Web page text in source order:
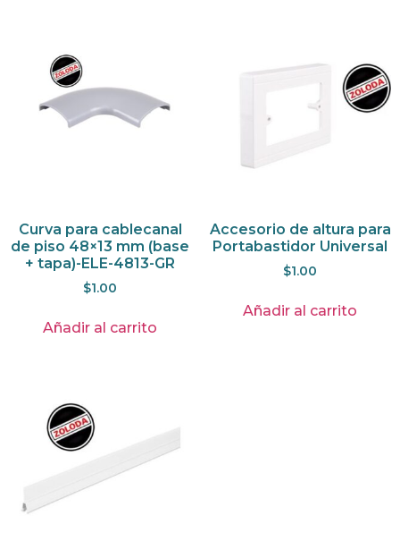
Curva para cablecanal
de piso 48×13 mm (base
+ tapa)-ELE-4813-GR
$1.00
Añadir al carrito
Accesorio de altura para
Portabastidor Universal
$1.00
Añadir al carrito